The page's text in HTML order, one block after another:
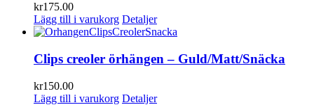
kr175.00
Lägg till i varukorg Detaljer
Clips creoler örhängen – Guld/Matt/Snäcka
kr150.00
Lägg till i varukorg Detaljer